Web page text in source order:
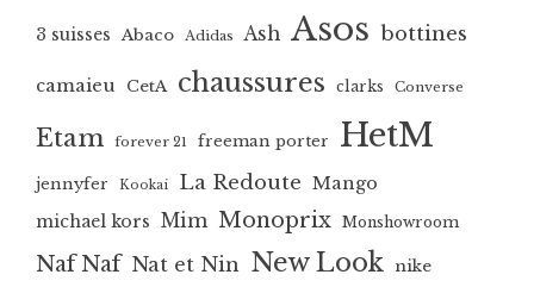
3 suisses Abaco Adidas Ash Asos bottines
camaieu CetA chaussures clarks Converse
Etam forever 21 freeman porter HetM
jennyfer Kookai La Redoute Mango
michael kors Mim Monoprix Monshowroom
Naf Naf Nat et Nin New Look nike